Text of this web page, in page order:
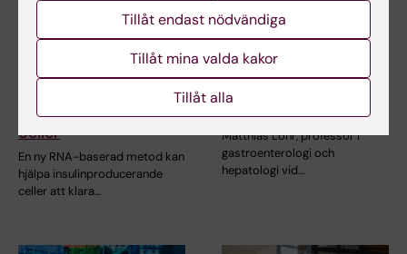
RNA-teknik förbättrar
resultaten vid
insulinproducerande
celler
En ny RNA-baserad metod kan
hjälpa insulinproducerande
celler att klara…
3 jul 2026
CLINTEC-professor
tilldelas
internationellt
hederspris
Matthias Löhr, professor i
gastroenterologi och
hepatologi vid…
Tillåt endast nödvändiga
Tillåt mina valda kakor
Tillåt alla